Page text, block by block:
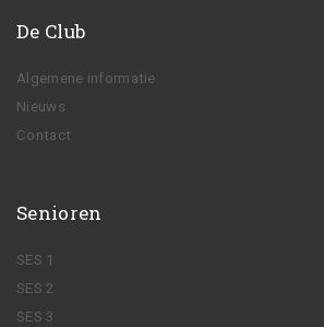
De Club
Algemene informatie
Nieuws
Contact
Senioren
SES 1
SES 2
SES 3